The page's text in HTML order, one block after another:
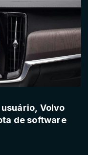
Volvo
de software